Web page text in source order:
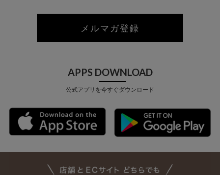
メルマガ登録
APPS DOWNLOAD
公式アプリを今すぐダウンロード